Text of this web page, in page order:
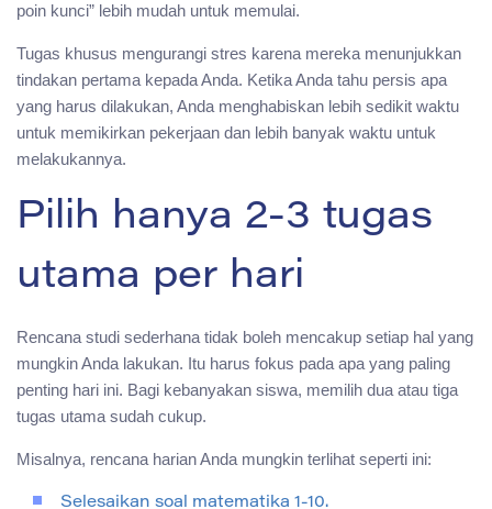
poin kunci” lebih mudah untuk memulai.
Tugas khusus mengurangi stres karena mereka menunjukkan
tindakan pertama kepada Anda. Ketika Anda tahu persis apa
yang harus dilakukan, Anda menghabiskan lebih sedikit waktu
untuk memikirkan pekerjaan dan lebih banyak waktu untuk
melakukannya.
Pilih hanya 2-3 tugas
utama per hari
Rencana studi sederhana tidak boleh mencakup setiap hal yang
mungkin Anda lakukan. Itu harus fokus pada apa yang paling
penting hari ini. Bagi kebanyakan siswa, memilih dua atau tiga
tugas utama sudah cukup.
Misalnya, rencana harian Anda mungkin terlihat seperti ini:
Selesaikan soal matematika 1-10.